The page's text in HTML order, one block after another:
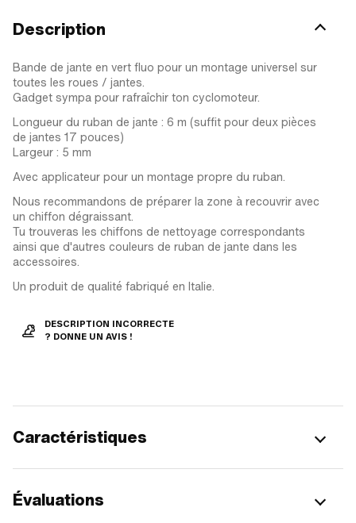
Description
Bande de jante en vert fluo pour un montage universel sur
toutes les roues / jantes.
Gadget sympa pour rafraîchir ton cyclomoteur.
Longueur du ruban de jante : 6 m (suffit pour deux pièces
de jantes 17 pouces)
Largeur : 5 mm
Avec applicateur pour un montage propre du ruban.
Nous recommandons de préparer la zone à recouvrir avec
un chiffon dégraissant.
Tu trouveras les chiffons de nettoyage correspondants
ainsi que d'autres couleurs de ruban de jante dans les
accessoires.
Un produit de qualité fabriqué en Italie.
DESCRIPTION INCORRECTE
? DONNE UN AVIS !
Caractéristiques
Évaluations